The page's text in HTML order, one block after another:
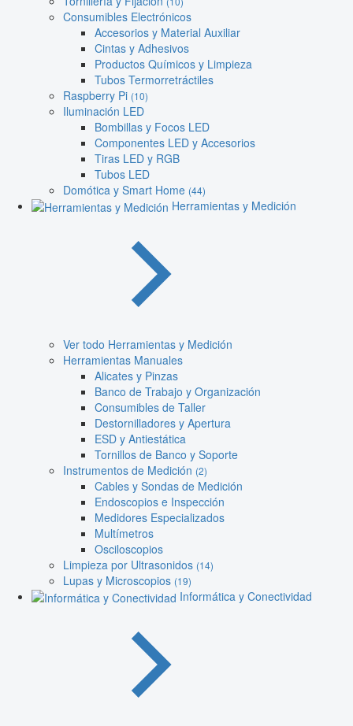
Consumibles Electrónicos
Accesorios y Material Auxiliar
Cintas y Adhesivos
Productos Químicos y Limpieza
Tubos Termorretráctiles
Raspberry Pi (10)
Iluminación LED
Bombillas y Focos LED
Componentes LED y Accesorios
Tiras LED y RGB
Tubos LED
Domótica y Smart Home (44)
Herramientas y Medición
Ver todo Herramientas y Medición
Herramientas Manuales
Alicates y Pinzas
Banco de Trabajo y Organización
Consumibles de Taller
Destornilladores y Apertura
ESD y Antiestática
Tornillos de Banco y Soporte
Instrumentos de Medición (2)
Cables y Sondas de Medición
Endoscopios e Inspección
Medidores Especializados
Multímetros
Osciloscopios
Limpieza por Ultrasonidos (14)
Lupas y Microscopios (19)
Informática y Conectividad